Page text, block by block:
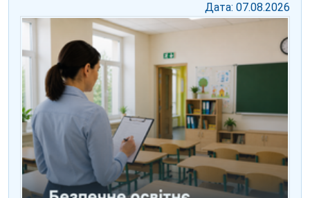
Дата: 07.08.2026